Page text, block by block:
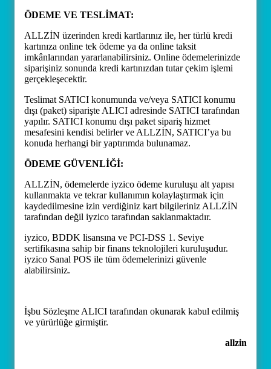
ÖDEME VE TESLİMAT:
ALLZİN üzerinden kredi kartlarınız ile, her türlü kredi
kartınıza online tek ödeme ya da online taksit
imkânlarından yararlanabilirsiniz. Online ödemelerinizde
siparişiniz sonunda kredi kartınızdan tutar çekim işlemi
gerçekleşecektir.
Teslimat SATICI konumunda ve/veya SATICI konumu
dışı (paket) siparişte ALICI adresinde SATICI tarafından
yapılır. SATICI konumu dışı paket sipariş hizmet
mesafesini kendisi belirler ve ALLZİN, SATICI’ya bu
konuda herhangi bir yaptırımda bulunamaz.
ÖDEME GÜVENLİĞİ:
ALLZİN, ödemelerde iyzico ödeme kuruluşu alt yapısı
kullanmakta ve tekrar kullanımın kolaylaştırmak için
kaydedilmesine izin verdiğiniz kart bilgileriniz ALLZİN
tarafından değil iyzico tarafından saklanmaktadır.
iyzico, BDDK lisansına ve PCI-DSS 1. Seviye
sertifikasına sahip bir finans teknolojileri kuruluşudur.
iyzico Sanal POS ile tüm ödemelerinizi güvenle
alabilirsiniz.
İşbu Sözleşme ALICI tarafından okunarak kabul edilmiş
ve yürürlüğe girmiştir.
allzin